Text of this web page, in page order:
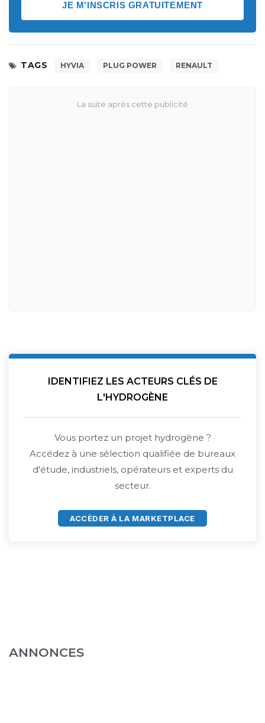
JE M'INSCRIS GRATUITEMENT
TAGS HYVIA PLUG POWER RENAULT
IDENTIFIEZ LES ACTEURS CLÉS DE
L'HYDROGÈNE
Vous portez un projet hydrogène ?
Accédez à une sélection qualifiée de bureaux
d'étude, industriels, opérateurs et experts du
secteur.
ACCÈDER À LA MARKETPLACE
ANNONCES